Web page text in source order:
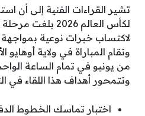
تشير القراءات الفنية إلى أن
لكأس العالم 2026
لاكتساب خبرات نوعية
وتقام المباراة في ولاية أوهايو
من يونيو في تمام الساعة
وتتمحور أهداف هذا اللقاء في
اختبار تماسك الخطوط